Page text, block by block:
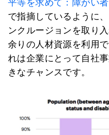
平等を求めて：障がい
で指摘しているように
ンクルージョンを取り
余りの人材資源を利用
れは企業にとって自社
きなチャンスです。